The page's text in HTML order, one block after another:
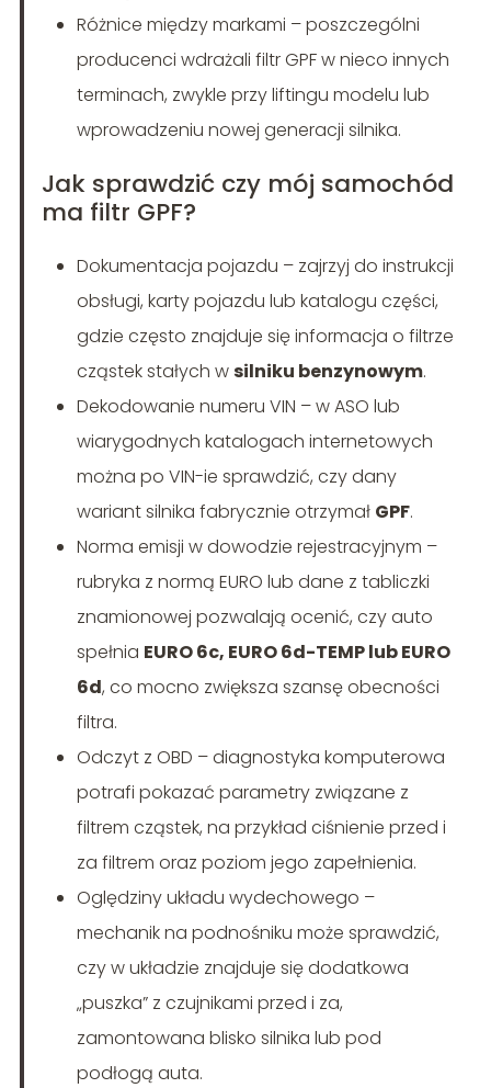
Różnice między markami – poszczególni
producenci wdrażali filtr GPF w nieco innych
terminach, zwykle przy liftingu modelu lub
wprowadzeniu nowej generacji silnika.
Jak sprawdzić czy mój samochód
ma filtr GPF?
Dokumentacja pojazdu – zajrzyj do instrukcji
obsługi, karty pojazdu lub katalogu części,
gdzie często znajduje się informacja o filtrze
cząstek stałych wsilniku benzynowym.
Dekodowanie numeru VIN – w ASO lub
wiarygodnych katalogach internetowych
można po VIN-ie sprawdzić, czy dany
wariant silnika fabrycznie otrzymał GPF.
Norma emisji w dowodzie rejestracyjnym –
rubryka z normą EURO lub dane z tabliczki
znamionowej pozwalają ocenić, czy auto
spełnia EURO 6c, EURO 6d-TEMP lub EURO
6d, co mocno zwiększa szansę obecności
filtra.
Odczyt z OBD – diagnostyka komputerowa
potrafi pokazać parametry związane z
filtrem cząstek, na przykład ciśnienie przed i
za filtrem oraz poziom jego zapełnienia.
Oględziny układu wydechowego –
mechanik na podnośniku może sprawdzić,
czy w układzie znajduje się dodatkowa
„puszka” z czujnikami przed i za,
zamontowana blisko silnika lub pod
podłogą auta.